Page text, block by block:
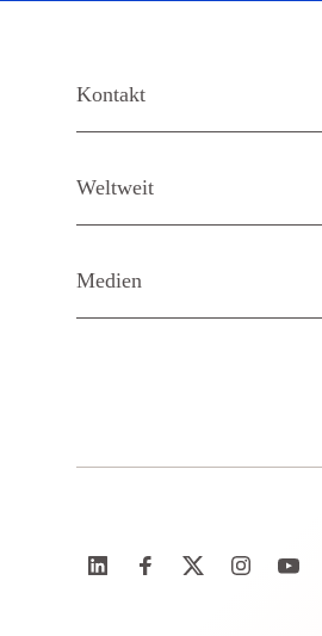
Kontakt
Weltweit
Medien